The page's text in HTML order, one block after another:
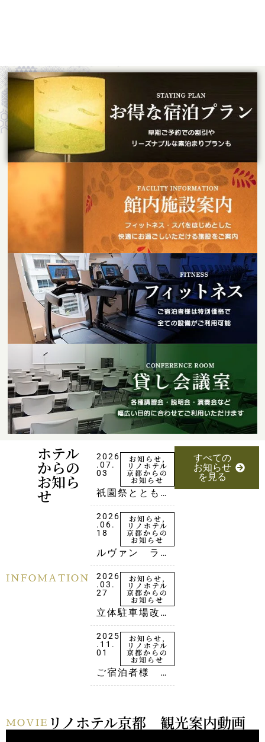
INFOMATION
ホテル
からの
お知ら
せ
2026
.07.
03
お知らせ,
リノホテル
京都からの
お知らせ
祇園祭とともに
迎える京都の夏
2026
.06.
18
お知らせ,
リノホテル
京都からの
お知らせ
ルヴァン ラン
チ価格改定のお
知らせ
2026
.03.
27
お知らせ,
リノホテル
京都からの
お知らせ
立体駐車場改修
に伴った変更点
のお知らせ
2025
.11.
01
お知らせ,
リノホテル
京都からの
お知らせ
ご宿泊者様 焼
肉の名門 天壇
すべての
お知らせ
を見る
MOVIE リノホテル京都 観光案内動画